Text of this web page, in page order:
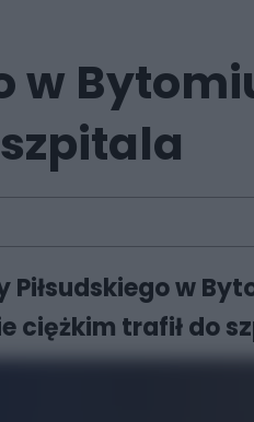
w
w
ciężkim trafił do